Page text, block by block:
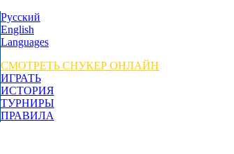
Русский
English
Languages
СМОТРЕТЬ СНУКЕР ОНЛАЙН
ИГРАТЬ
ИСТОРИЯ
ТУРНИРЫ
ПРАВИЛА